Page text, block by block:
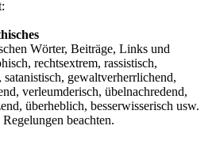
Wörter, Beiträge, Links und
rechtsextrem, rassistisch,
gewaltverherrlichend,
verleumderisch, übelnachredend,
überheblich, besserwisserisch usw.
beachten.